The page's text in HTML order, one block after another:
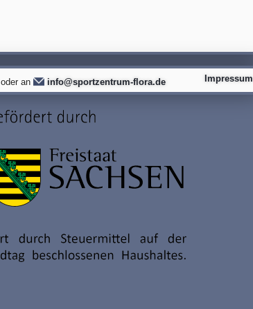
oder an info@sportzentrum-flora.de Impressum